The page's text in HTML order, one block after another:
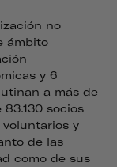
no
ámbito
y 6
a más de
socios
voluntarios y
de las
como de sus